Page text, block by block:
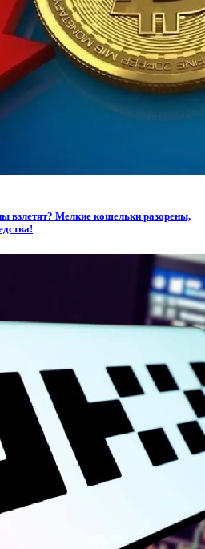
взлетят? Мелкие кошельки разорены,